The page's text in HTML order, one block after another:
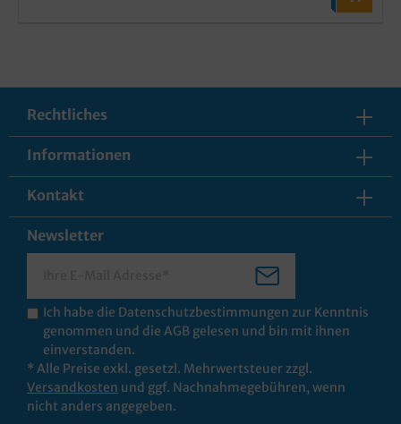
Rechtliches
Informationen
Kontakt
Newsletter
Ich habe die Datenschutzbestimmungen zur Kenntnis
genommen und die AGB gelesen und bin mit ihnen
einverstanden.
* Alle Preise exkl. gesetzl. Mehrwertsteuer zzgl.
Versandkosten und ggf. Nachnahmegebühren, wenn
nicht anders angegeben.